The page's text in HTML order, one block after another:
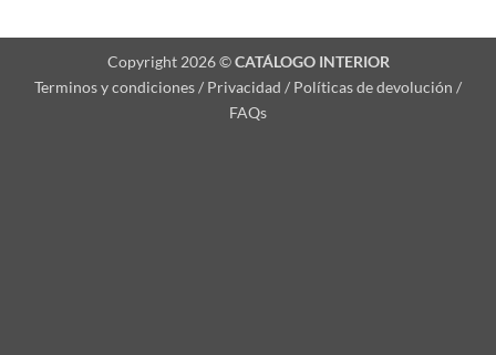
Copyright 2026 ©CATÁLOGO INTERIOR
Terminos y condiciones / Privacidad / Políticas de devolución /
FAQs